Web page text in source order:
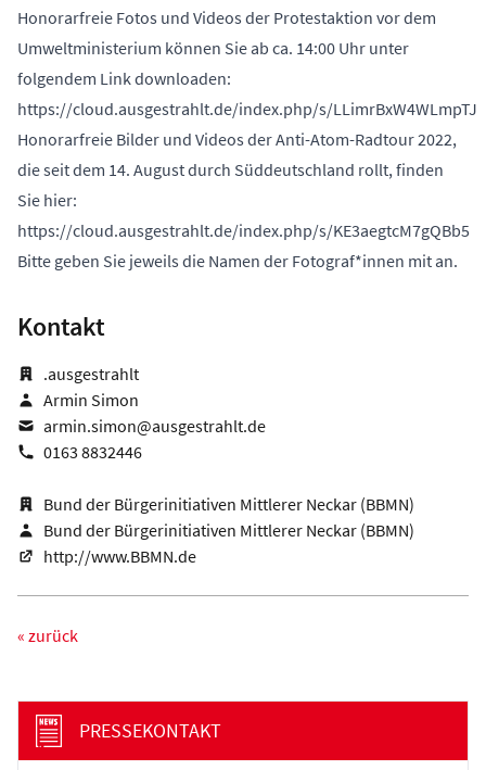
Honorarfreie Fotos und Videos der Protestaktion vor dem
Umweltministerium können Sie ab ca. 14:00 Uhr unter
folgendem Link downloaden:
https://cloud.ausgestrahlt.de/index.php/s/LLimrBxW4WLmpTJ
Honorarfreie Bilder und Videos der Anti-Atom-Radtour 2022,
die seit dem 14. August durch Süddeutschland rollt, finden
Sie hier:
https://cloud.ausgestrahlt.de/index.php/s/KE3aegtcM7gQBb5
Bitte geben Sie jeweils die Namen der Fotograf*innen mit an.
Kontakt
.ausgestrahlt
Armin Simon
armin.simon@ausgestrahlt.de
0163 8832446
Bund der Bürgerinitiativen Mittlerer Neckar (BBMN)
Bund der Bürgerinitiativen Mittlerer Neckar (BBMN)
http://www.BBMN.de
« zurück
PRESSEKONTAKT